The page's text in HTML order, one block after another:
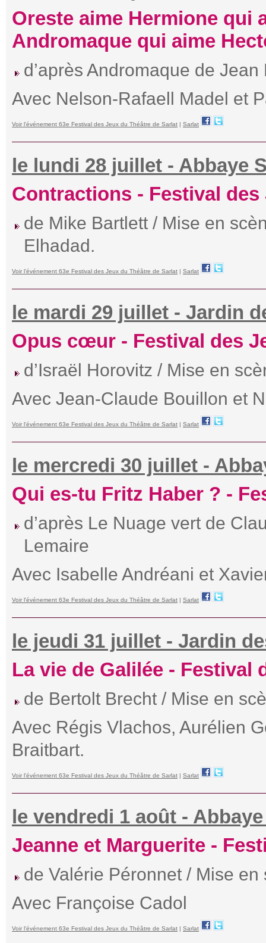
Oreste aime Hermione qui
Andromaque qui aime
d’après Andromaque de
Avec Nelson-Rafaell Madel et
Voir l'événement 63e Festival des Jeux du Théâtre de Sarlat | Sarlat
le lundi 28 juillet - Abbaye
Contractions - Festival des
de Mike Bartlett / Mise en
Elhadad.
Voir l'événement 63e Festival des Jeux du Théâtre de Sarlat | Sarlat
le mardi 29 juillet - Jardin
Opus cœur - Festival des
d’Israël Horovitz / Mise en
Avec Jean-Claude Bouillon et
Voir l'événement 63e Festival des Jeux du Théâtre de Sarlat | Sarlat
le mercredi 30 juillet -
Qui es-tu Fritz Haber ? -
d’après Le Nuage vert de
Lemaire
Avec Isabelle Andréani et
Voir l'événement 63e Festival des Jeux du Théâtre de Sarlat | Sarlat
le jeudi 31 juillet - Jardin
La vie de Galilée - Festival
de Bertolt Brecht / Mise en
Avec Régis Vlachos, Aurélien
Braitbart.
Voir l'événement 63e Festival des Jeux du Théâtre de Sarlat | Sarlat
le vendredi 1 août -
Jeanne et Marguerite -
de Valérie Péronnet / Mise
Avec Françoise Cadol
Voir l'événement 63e Festival des Jeux du Théâtre de Sarlat | Sarlat